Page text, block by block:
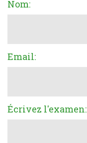
Nom:
Email:
Écrivez l'examen: